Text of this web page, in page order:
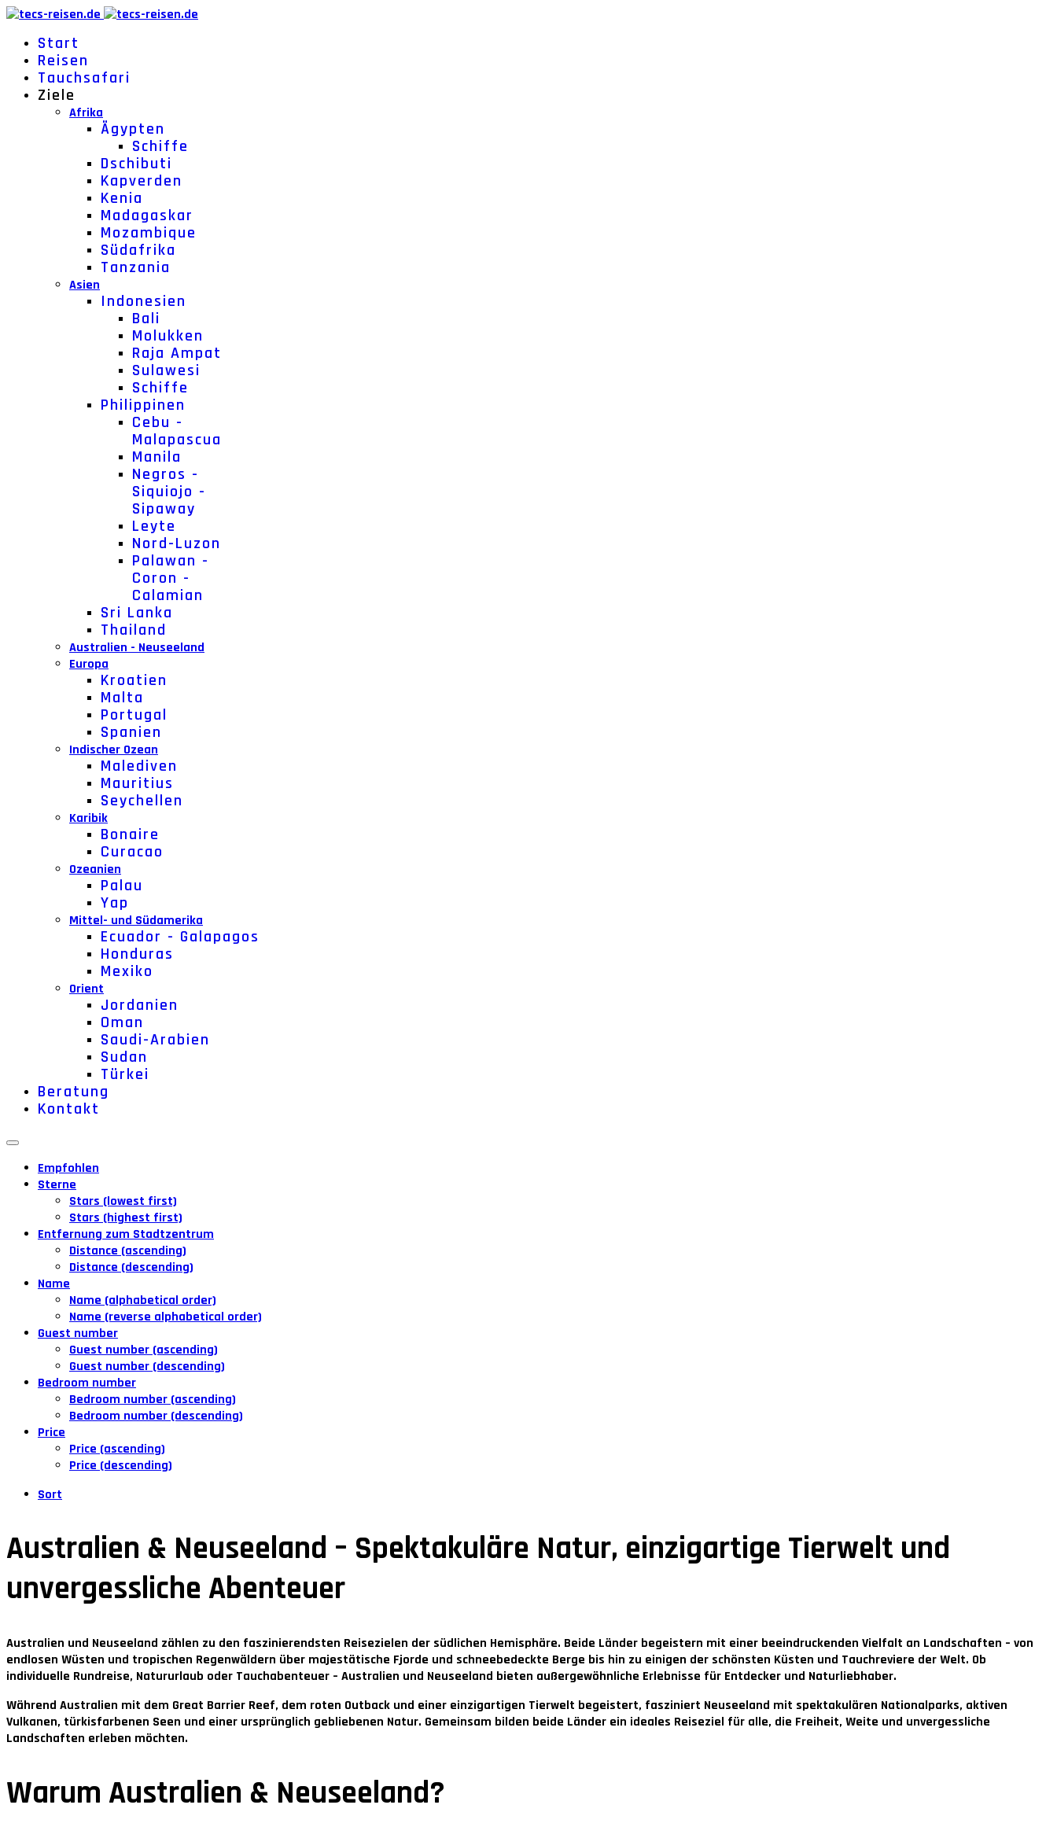
Start
Reisen
Tauchsafari
Ziele
Afrika
Ägypten
Schiffe
Dschibuti
Kapverden
Kenia
Madagaskar
Mozambique
Südafrika
Tanzania
Asien
Indonesien
Bali
Molukken
Raja Ampat
Sulawesi
Schiffe
Philippinen
Cebu -
Malapascua
Manila
Negros -
Siquiojo -
Sipaway
Leyte
Nord-Luzon
Palawan -
Coron -
Calamian
Sri Lanka
Thailand
Australien - Neuseeland
Europa
Kroatien
Malta
Portugal
Spanien
Indischer Ozean
Malediven
Mauritius
Seychellen
Karibik
Bonaire
Curacao
Ozeanien
Palau
Yap
Mittel- und Südamerika
Ecuador - Galapagos
Honduras
Mexiko
Orient
Jordanien
Oman
Saudi-Arabien
Sudan
Türkei
Beratung
Kontakt
Empfohlen
Sterne
Stars (lowest first)
Stars (highest first)
Entfernung zum Stadtzentrum
Distance (ascending)
Distance (descending)
Name
Name (alphabetical order)
Name (reverse alphabetical order)
Guest number
Guest number (ascending)
Guest number (descending)
Bedroom number
Bedroom number (ascending)
Bedroom number (descending)
Price
Price (ascending)
Price (descending)
Sort
Australien & Neuseeland – Spektakuläre Natur, einzigartige Tierwelt und
unvergessliche Abenteuer
Australien und Neuseeland zählen zu den faszinierendsten Reisezielen der südlichen Hemisphäre. Beide Länder begeistern mit einer beeindruckenden Vielfalt an Landschaften – von
endlosen Wüsten und tropischen Regenwäldern über majestätische Fjorde und schneebedeckte Berge bis hin zu einigen der schönsten Küsten und Tauchreviere der Welt. Ob
individuelle Rundreise, Natururlaub oder Tauchabenteuer – Australien und Neuseeland bieten außergewöhnliche Erlebnisse für Entdecker und Naturliebhaber.
Während Australien mit dem Great Barrier Reef, dem roten Outback und einer einzigartigen Tierwelt begeistert, fasziniert Neuseeland mit spektakulären Nationalparks, aktiven
Vulkanen, türkisfarbenen Seen und einer ursprünglich gebliebenen Natur. Gemeinsam bilden beide Länder ein ideales Reiseziel für alle, die Freiheit, Weite und unvergessliche
Landschaften erleben möchten.
Warum Australien & Neuseeland?